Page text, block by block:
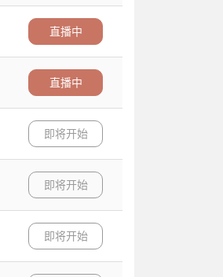
直播中
直播中
即将开始
即将开始
即将开始